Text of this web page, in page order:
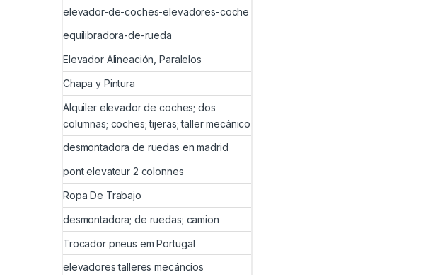
elevador-de-coches-elevadores-coche
equilibradora-de-rueda
Elevador Alineación, Paralelos
Chapa y Pintura
Alquiler elevador de coches; dos
columnas; coches; tijeras; taller mecánico
desmontadora de ruedas en madrid
pont elevateur 2 colonnes
Ropa De Trabajo
desmontadora; de ruedas; camion
Trocador pneus em Portugal
elevadores talleres mecáncios